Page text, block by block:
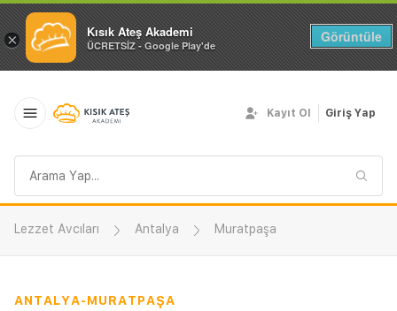
× Kısık Ateş Akademi
ÜCRETSİZ - Google Play'de
Görüntüle
sorgusu
Kayıt Ol Giriş Yap
Lezzet Avcıları Antalya Muratpaşa
ANTALYA-MURATPAŞA